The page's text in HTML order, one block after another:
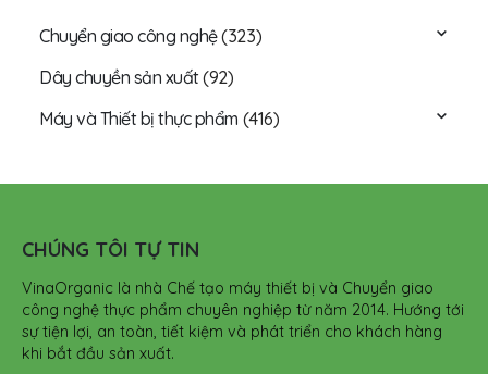
Chuyển giao công nghệ(323)
Dây chuyền sản xuất(92)
Máy và Thiết bị thực phẩm (416)
CHÚNG TÔI TỰ TIN
VinaOrganic là nhà Chế tạo máy thiết bị và Chuyển giao
công nghệ thực phẩm chuyên nghiệp từ năm 2014. Hướng tới
sự tiện lợi, an toàn, tiết kiệm và phát triển cho khách hàng
khi bắt đầu sản xuất.